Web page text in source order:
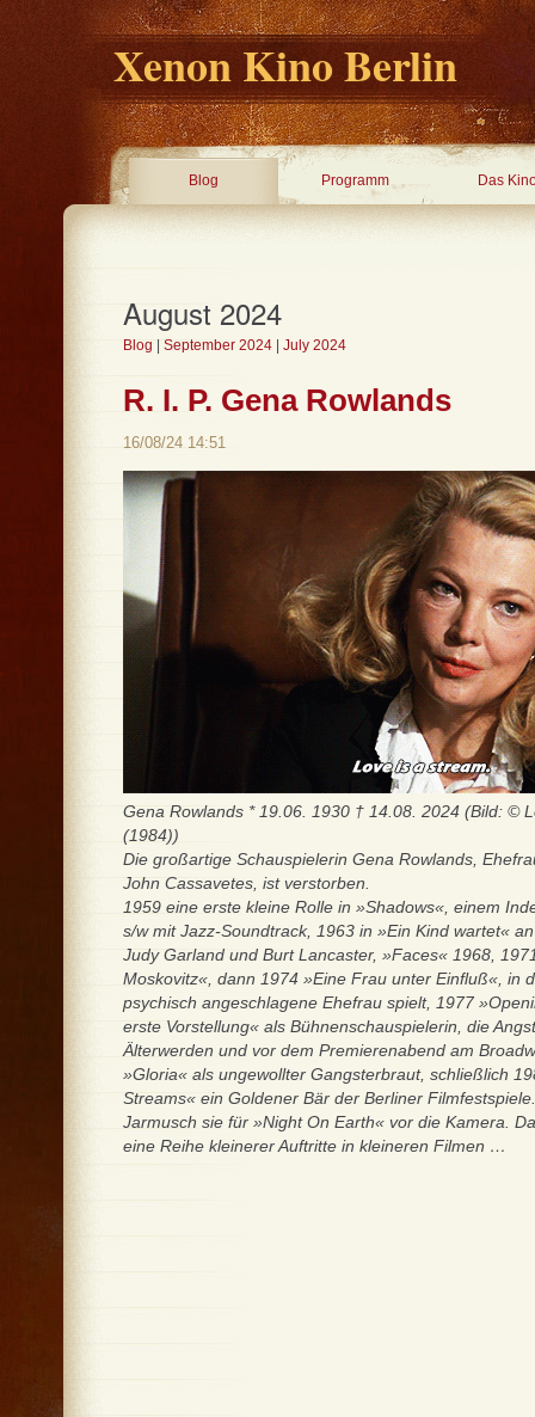
Xenon Kino Berlin
Blog Programm Das
August 2024
Blog September 2024 July 2024
R. I. P. Gena Rowlands
16/08/24 14:51
Gena Rowlands * 19.06. 1930 † 14.08. 2024 (Bild: ©
(1984))
Die großartige Schauspielerin Gena Rowlands,
John Cassavetes, ist verstorben.
1959 eine erste kleine Rolle in »Shadows«, einem
s/w mit Jazz-Soundtrack, 1963 in »Ein Kind wartet«
Judy Garland und Burt Lancaster, »Faces« 1968,
Moskovitz«, dann 1974 »Eine Frau unter Einfluß«, in
psychisch angeschlagene Ehefrau spielt, 1977
erste Vorstellung« als Bühnenschauspielerin, die
Älterwerden und vor dem Premierenabend am
»Gloria« als ungewollter Gangsterbraut, schließlich
Streams« ein Goldener Bär der Berliner
Jarmusch sie für »Night On Earth« vor die Kamera.
eine Reihe kleinerer Auftritte in kleineren Filmen …